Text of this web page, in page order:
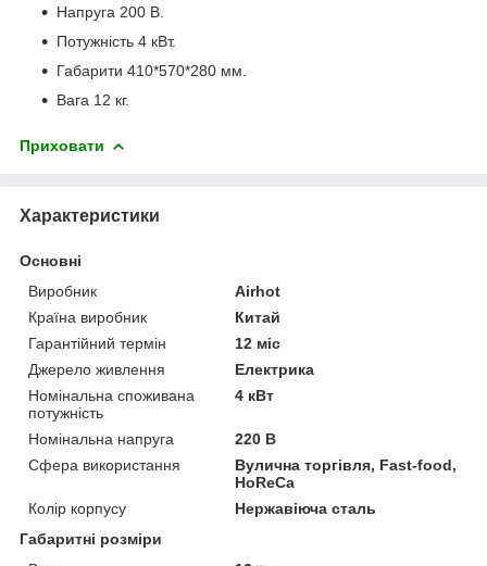
Напруга 200 В.
Потужність 4 кВт.
Габарити 410*570*280 мм.
Вага 12 кг.
Приховати
Характеристики
Основні
Виробник
Airhot
Країна виробник
Китай
Гарантійний термін
12 міс
Джерело живлення
Електрика
Номінальна споживана
потужність
4 кВт
Номінальна напруга
220 В
Сфера використання
Вулична торгівля, Fast-food,
HoReCa
Колір корпусу
Нержавіюча сталь
Габаритні розміри